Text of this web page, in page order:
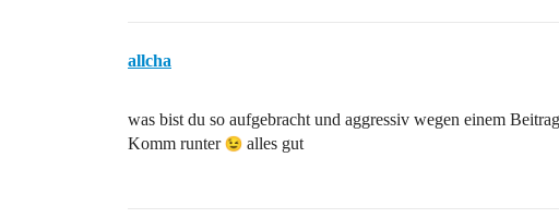
allcha
was bist du so aufgebracht und aggressiv wegen einem
Komm runter
alles gut